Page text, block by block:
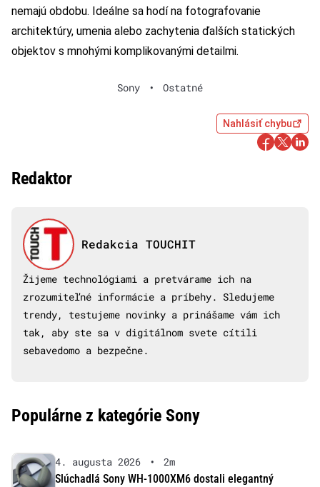
nemajú obdobu. Ideálne sa hodí na fotografovanie
architektúry, umenia alebo zachytenia ďalších statických
objektov s mnohými komplikovanými detailmi.
Sony • Ostatné
Nahlásiť chybu
Redaktor
Redakcia TOUCHIT
Žijeme technológiami a pretvárame ich na
zrozumiteľné informácie a príbehy. Sledujeme
trendy, testujeme novinky a prinášame vám ich
tak, aby ste sa v digitálnom svete cítili
sebavedomo a bezpečne.
Populárne z kategórie Sony
4. augusta 2026 •
2m
Slúchadlá Sony WH-1000XM6 dostali elegantný